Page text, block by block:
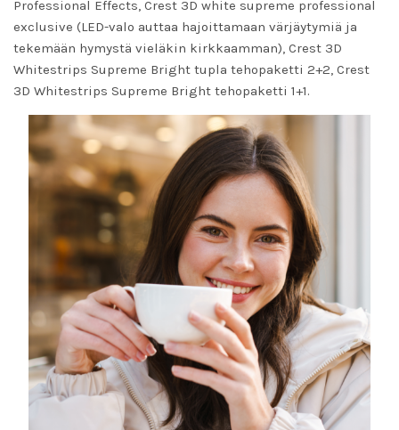
Professional Effects, Crest 3D white supreme professional
exclusive (LED-valo auttaa hajoittamaan värjäytymiä ja
tekemään hymystä vieläkin kirkkaamman), Crest 3D
Whitestrips Supreme Bright tupla tehopaketti 2+2, Crest
3D Whitestrips Supreme Bright tehopaketti 1+1.